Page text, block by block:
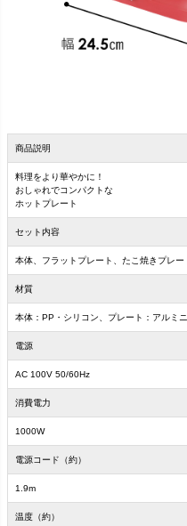
商品説明
料理をより華やかに！
おしゃれでコンパクトな
ホットプレート
セット内容
本体、フラットプレート、たこ焼きプレ
材質
本体：PP・シリコン、プレート：アルミ
電源
AC 100V 50/60Hz
消費電力
1000W
電源コード（約）
1.9m
温度（約）